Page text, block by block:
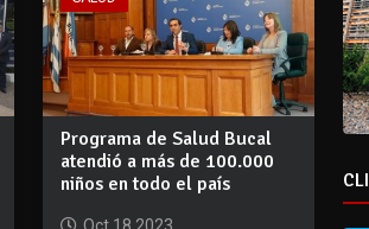
Programa de Salud Bucal
atendió a más de 100.000
niños en todo el país